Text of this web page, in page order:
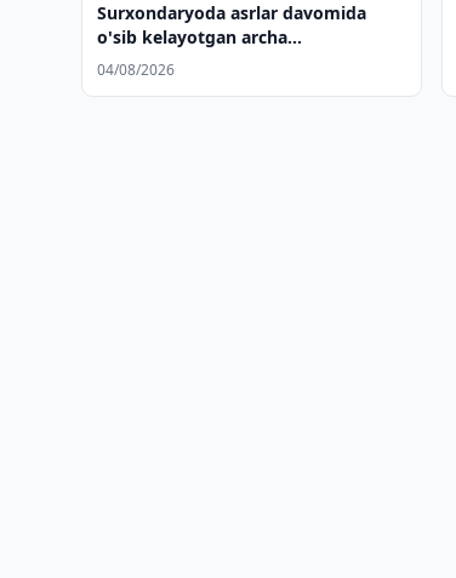
Surxondaryoda asrlar davomida
o'sib kelayotgan archa
daraxtlarining kesilishi bo'yicha
04/08/2026